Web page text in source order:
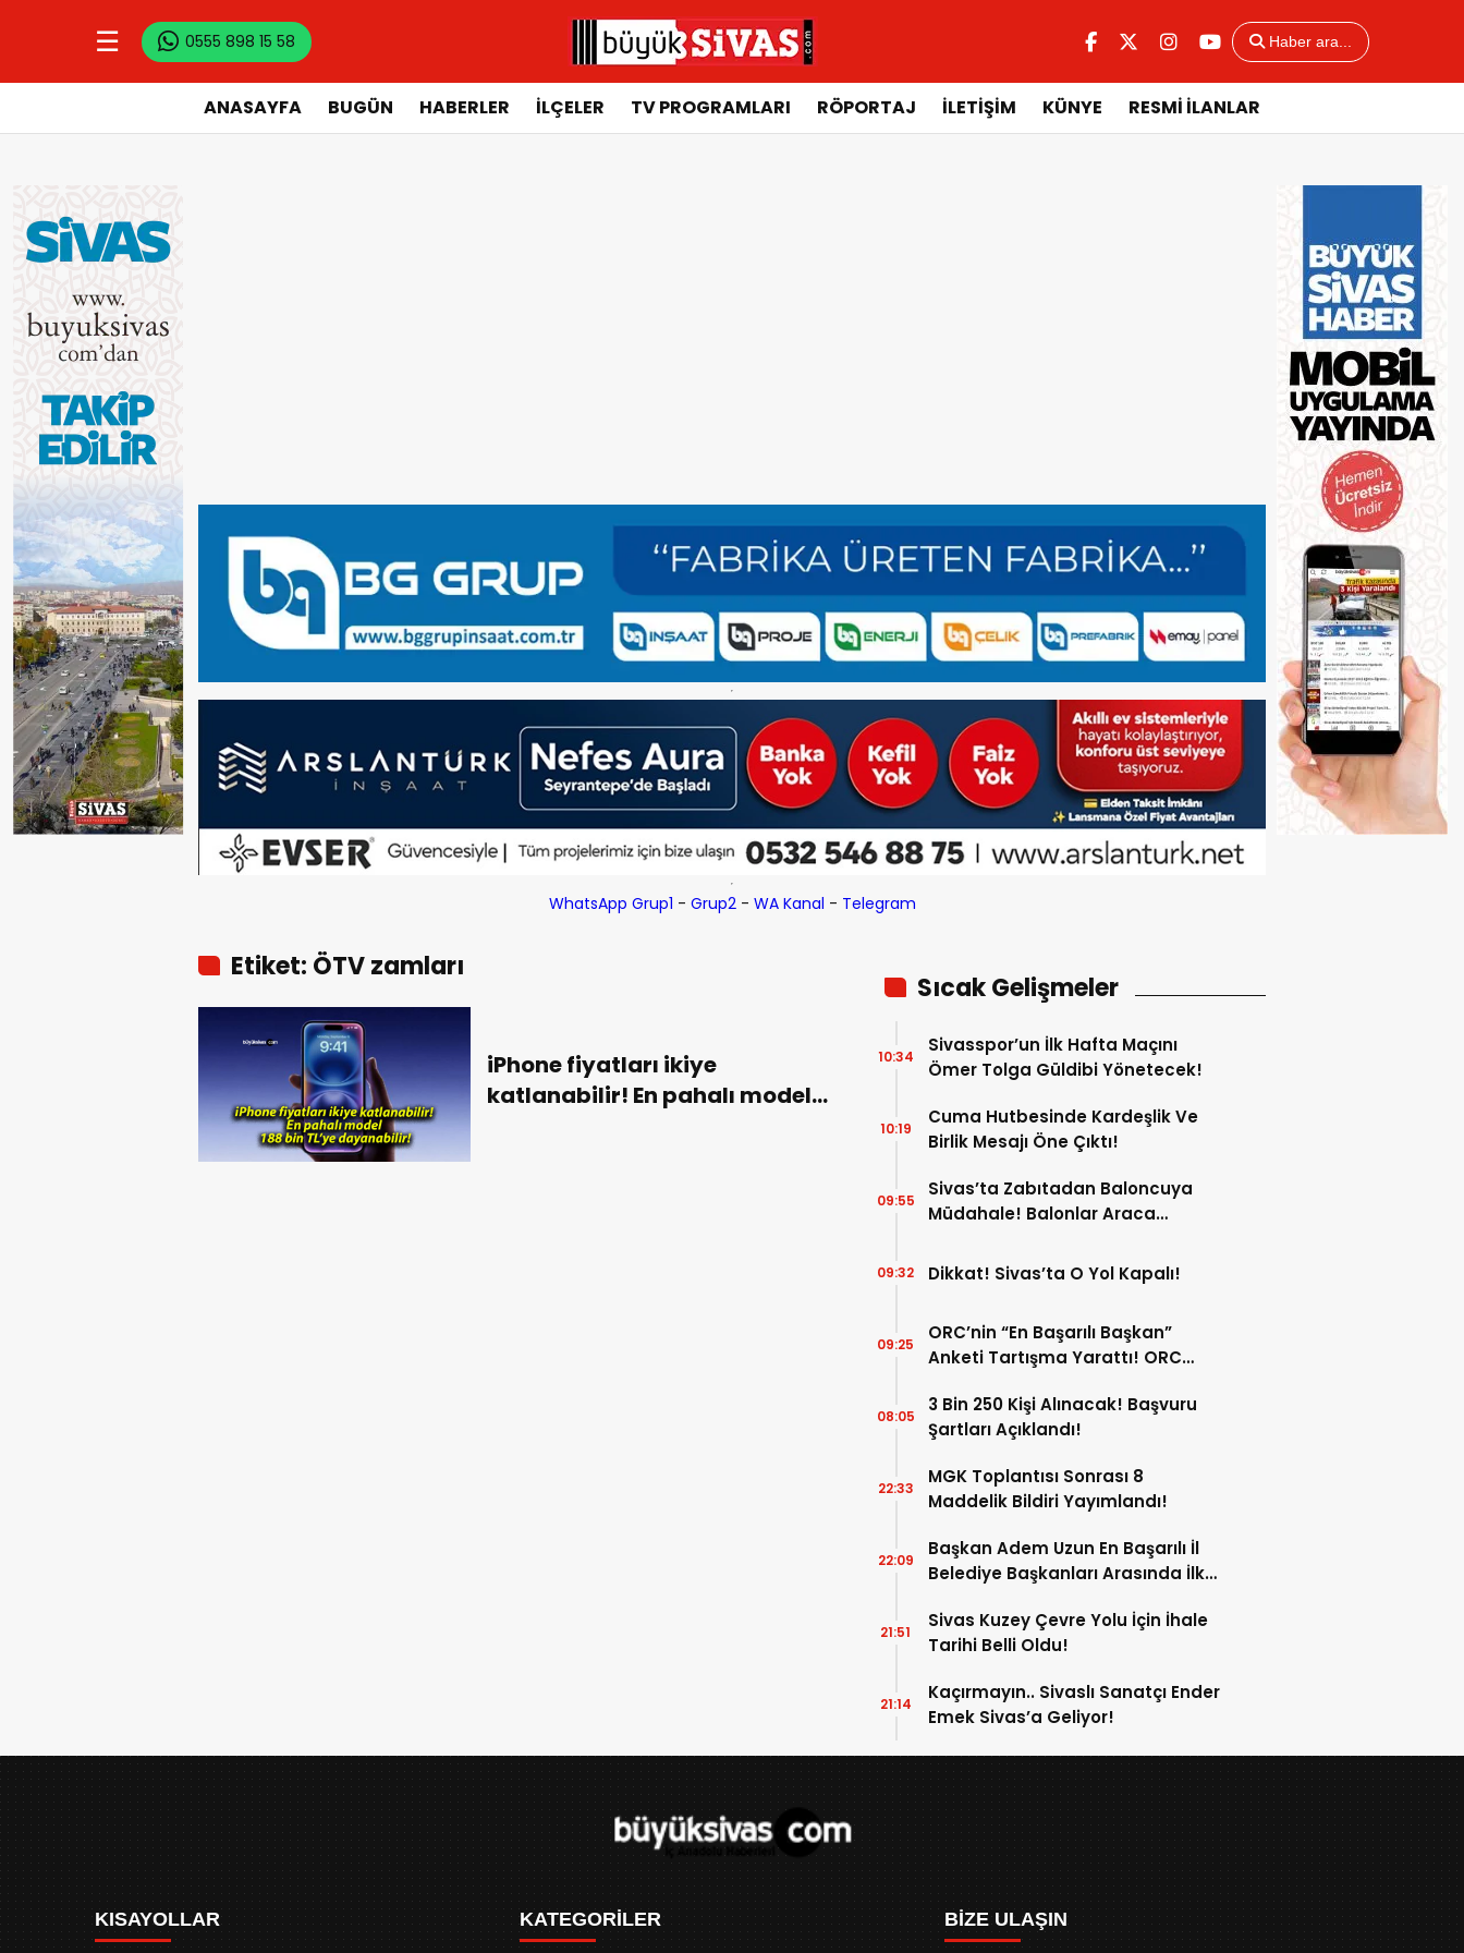
☰ 0555 898 15 58 Haber ara...
ANASAYFA BUGÜN HABERLER İLÇELER TV PROGRAMLARI RÖPORTAJ İLETİŞİM KÜNYE RESMİ İLANLAR
WhatsApp Grup1 - Grup2- WA Kanal - Telegram
Etiket: ÖTV zamları
iPhone fiyatları ikiye
katlanabilir! En pahalı model
Sıcak Gelişmeler
Sivasspor’un İlk Hafta Maçını
Ömer Tolga Güldibi Yönetecek!
10:34
Cuma Hutbesinde Kardeşlik Ve
Birlik Mesajı Öne Çıktı!
10:19
Sivas’ta Zabıtadan Baloncuya
Müdahale! Balonlar Araca
09:55
Dikkat! Sivas’ta O Yol Kapalı!
09:32
ORC’nin “En Başarılı Başkan”
Anketi Tartışma Yarattı! ORC
09:25
3 Bin 250 Kişi Alınacak! Başvuru
Şartları Açıklandı!
08:05
MGK Toplantısı Sonrası 8
Maddelik Bildiri Yayımlandı!
22:33
Başkan Adem Uzun En Başarılı İl
Belediye Başkanları Arasında İlk
22:09
Sivas Kuzey Çevre Yolu İçin İhale
Tarihi Belli Oldu!
21:51
Kaçırmayın.. Sivaslı Sanatçı Ender
Emek Sivas’a Geliyor!
21:14
KISAYOLLAR KATEGORİLER BİZE ULAŞIN